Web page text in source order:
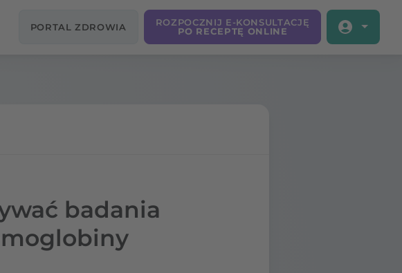
PORTAL ZDROWIA
ROZPOCZNIJ E-KONSULTACJĘ
PO RECEPTĘ ONLINE
badania